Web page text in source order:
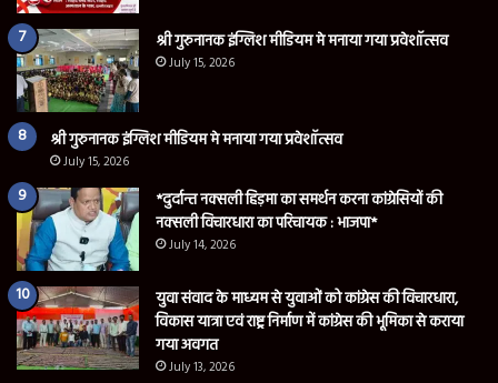
श्री गुरुनानक इंग्लिश मीडियम मे मनाया गया प्रवेशॉत्सव
July 15, 2026
श्री गुरुनानक इंग्लिश मीडियम मे मनाया गया प्रवेशॉत्सव
July 15, 2026
*दुर्दान्त नक्सली हिड़मा का समर्थन करना कांग्रेसियों की
नक्सली विचारधारा का परिचायक : भाजपा*
July 14, 2026
युवा संवाद के माध्यम से युवाओं को कांग्रेस की विचारधारा,
विकास यात्रा एवं राष्ट्र निर्माण में कांग्रेस की भूमिका से कराया
गया अवगत
July 13, 2026